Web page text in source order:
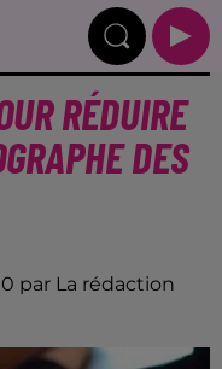
RÉDUIRE
DES
par La rédaction